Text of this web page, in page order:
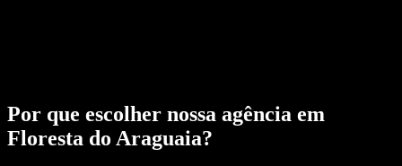
Por que escolher nossa agência em
Floresta do Araguaia?